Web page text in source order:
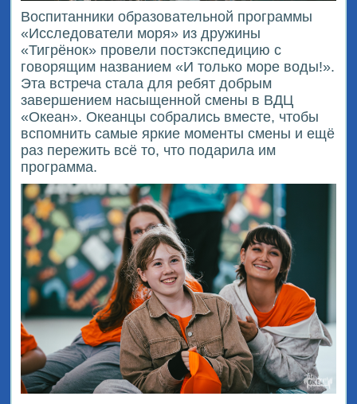
Воспитанники образовательной программы
«Исследователи моря» из дружины
«Тигрёнок» провели постэкспедицию с
говорящим названием «И только море воды!».
Эта встреча стала для ребят добрым
завершением насыщенной смены в ВДЦ
«Океан». Океанцы собрались вместе, чтобы
вспомнить самые яркие моменты смены и ещё
раз пережить всё то, что подарила им
программа.